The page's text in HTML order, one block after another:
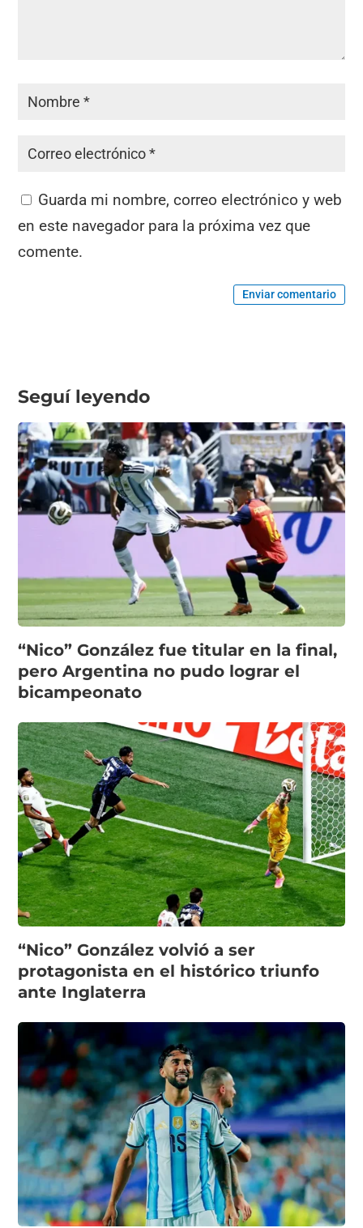
Guarda mi nombre, correo electrónico y web
en este navegador para la próxima vez que
comente.
Enviar comentario
Seguí leyendo
“Nico” González fue titular en la final,
pero Argentina no pudo lograr el
bicampeonato
“Nico” González volvió a ser
protagonista en el histórico triunfo
ante Inglaterra